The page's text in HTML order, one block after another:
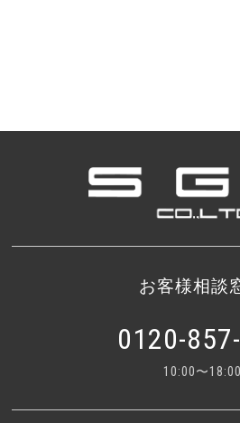
お客様相談
0120-
10:00〜18:00